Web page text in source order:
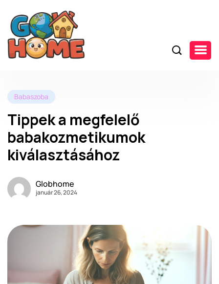
Babaszoba
Tippek a megfelelő
babakozmetikumok
kiválasztásához
Globhome
január 26, 2024